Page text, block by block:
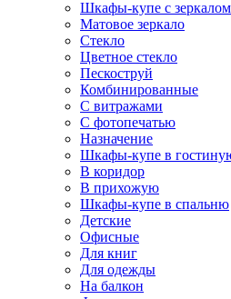
Шкафы-купе с зеркалом
Матовое зеркало
Стекло
Цветное стекло
Пескоструй
Комбинированные
С витражами
С фотопечатью
Назначение
Шкафы-купе в
В коридор
В прихожую
Шкафы-купе в спальню
Детские
Офисные
Для книг
Для одежды
На балкон